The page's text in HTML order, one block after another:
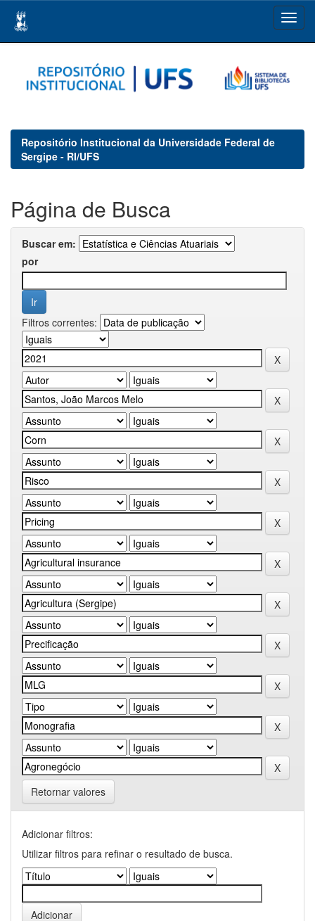
navigation
Repositório Institucional da Universidade Federal de
Sergipe - RI/UFS
Página de Busca
Buscar em:
por
Filtros correntes:
Retornar valores
Adicionar filtros:
Utilizar filtros para refinar o resultado de busca.